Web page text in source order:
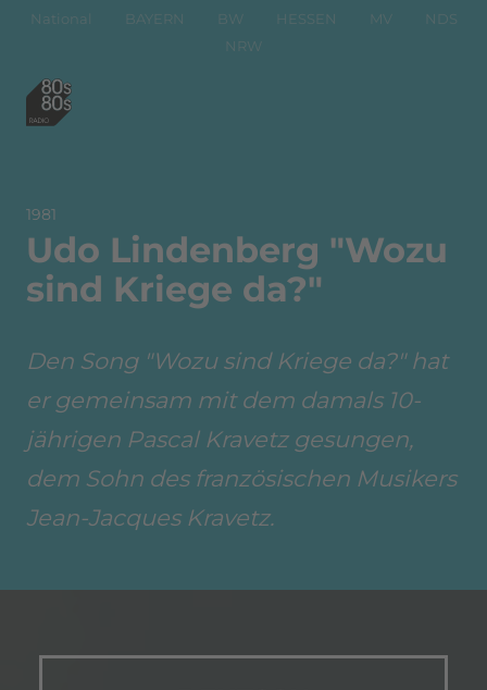
National BAYERN BW HESSEN MV
NDS
NRW
1981
Udo Lindenberg "Wozu
sind Kriege da?"
Den Song "Wozu sind Kriege da?" hat
er gemeinsam mit dem damals 10-
jährigen Pascal Kravetz gesungen,
dem Sohn des französischen Musikers
Jean-Jacques Kravetz.